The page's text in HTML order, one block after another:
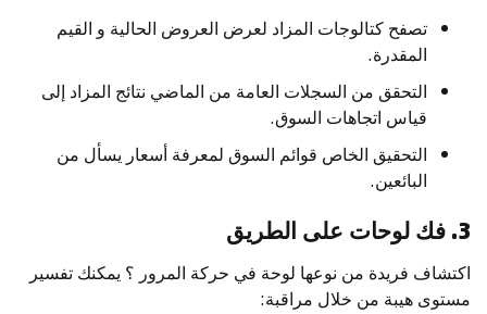
تصفح كتالوجات المزاد لعرض العروض الحالية و القيم
المقدرة.
التحقق من السجلات العامة من الماضي نتائج المزاد إلى
قياس اتجاهات السوق.
التحقيق الخاص قوائم السوق لمعرفة أسعار يسأل من
البائعين.
3. فك لوحات على الطريق
اكتشاف فريدة من نوعها لوحة في حركة المرور ؟ يمكنك تفسير
مستوى هيبة من خلال مراقبة: